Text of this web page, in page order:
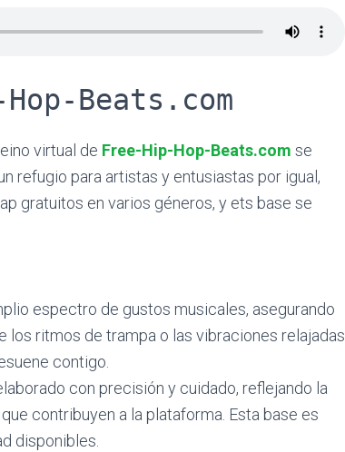
Beats.com
virtual de Free-Hip-Hop-Beats.com se
refugio para artistas y entusiastas por igual,
gratuitos en varios géneros, y ets base se
espectro de gustos musicales, asegurando
los ritmos de trampa o las vibraciones relajadas
contigo.
con precisión y cuidado, reflejando la
contribuyen a la plataforma. Esta base es
disponibles.